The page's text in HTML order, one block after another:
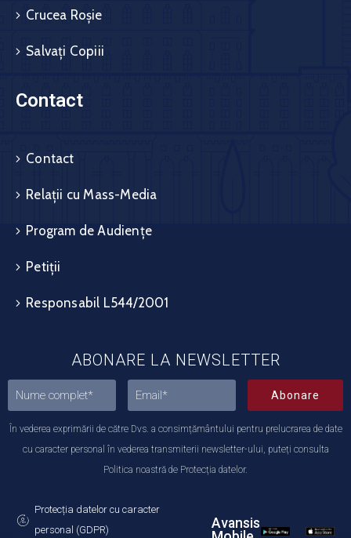
Crucea Roșie
Salvați Copiii
Contact
Contact
Relații cu Mass-Media
Program de Audiențe
Petiții
Responsabil L544/2001
ABONARE LA NEWSLETTER
Abonare
În vederea exprimării de către Dvs. a consimțământului pentru prelucrarea de date
cu caracter personal în vederea transmiterii newsletter-ului, puteți consulta
Politica noastră de Protecția datelor.
Protecția datelor cu caracter
personal (GDPR)
Avansis